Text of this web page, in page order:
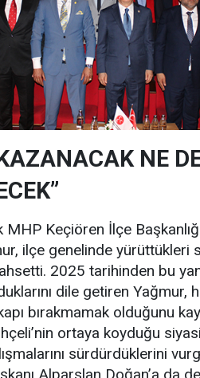
NE
MHP Keçiören İlçe
ilçe genelinde yürüttükleri
2025 tarihinden bu
dile getiren Yağmur,
bırakmamak olduğunu
ortaya koyduğu
sürdürdüklerini
Alparslan Doğan’a da